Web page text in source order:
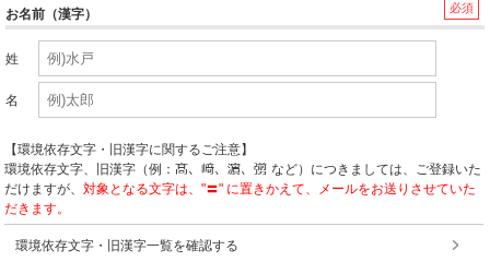
必須
お名前（漢字）
姓
名
【環境依存文字・旧漢字に関するご注意】
環境依存文字、旧漢字（例：
など）につきましては、ご登録いた
だけますが、 対象となる文字は、"〓" に置きかえて、メールをお送りさせていた
だきます。
環境依存文字・旧漢字一覧を確認する